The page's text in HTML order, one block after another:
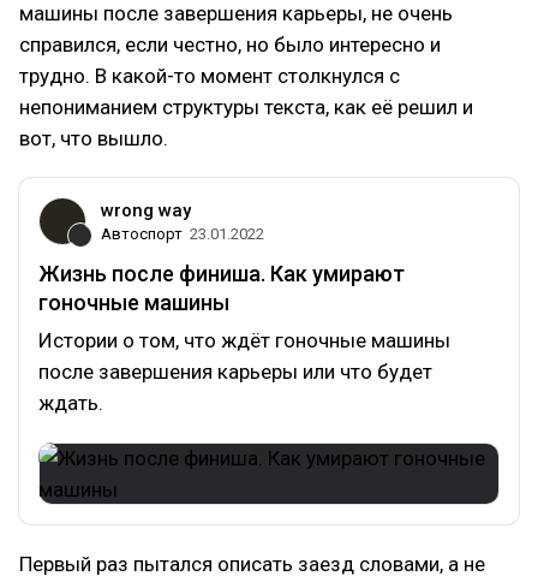
машины после завершения карьеры, не очень
справился, если честно, но было интересно и
трудно. В какой-то момент столкнулся с
непониманием структуры текста, как её решил и
вот, что вышло.
wrong way
Автоспорт 23.01.2022
Жизнь после финиша. Как умирают
гоночные машины
Истории о том, что ждёт гоночные машины
после завершения карьеры или что будет
ждать.
Первый раз пытался описать заезд словами, а не